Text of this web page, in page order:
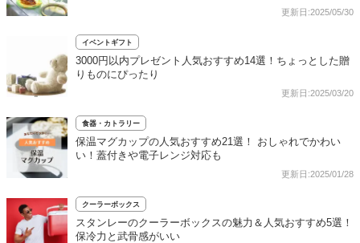
更新日:2025/05/30
イベントギフト
3000円以内プレゼント人気おすすめ14選！ちょっとした贈
りものにぴったり
更新日:2025/03/20
食器・カトラリー
保温マグカップの人気おすすめ21選！ おしゃれでかわい
い！蓋付きや電子レンジ対応も
更新日:2025/01/28
クーラーボックス
スタンレーのクーラーボックスの魅力＆人気おすすめ5選！
保冷力と武骨感がいい